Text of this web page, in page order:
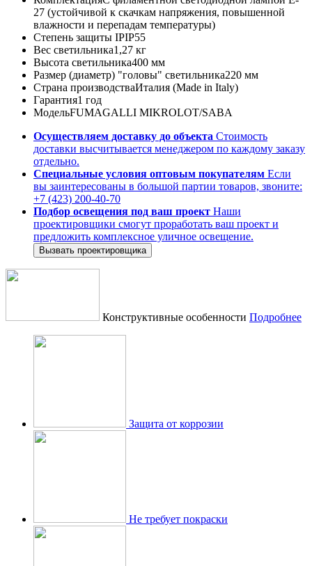
27 (устойчивой к скачкам напряжения, повышенной
влажности и перепадам температуры)
Степень защиты IPIP55
Вес светильника1,27 кг
Высота светильника400 мм
Размер (диаметр) "головы" светильника220 мм
Страна производстваИталия (Made in Italy)
Гарантия1 год
МодельFUMAGALLI MIKROLOT/SABA
Осуществляем доставку до объекта Стоимость
доставки высчитывается менеджером по каждому заказу
отдельно.
Специальные условия оптовым покупателям Если
вы заинтересованы в большой партии товаров, звоните:
+7 (423) 200-40-70
Подбор освещения под ваш проект Наши
проектировщики смогут проработать ваш проект и
предложить комплексное уличное освещение.
Вызвать проектировщика
Конструктивные особенности Подробнее
Защита от коррозии
Не требует покраски